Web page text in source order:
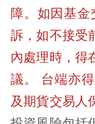
障。如因基金
訴，如不接受
內處理時，得
議。 台端亦
及期貨交易人